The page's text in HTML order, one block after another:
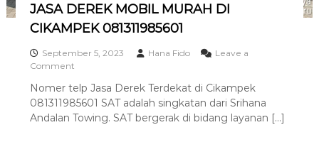
A
K
R
T
0
8
JASA DEREK MOBIL MURAH DI
CIKAMPEK 081311985601
September 5, 2023 Hana Fido
Leave a
Commento
J
A
S
Nomer telp Jasa Derek Terdekat di Cikampek
081311985601 SAT adalah singkatan dari Srihana
Andalan Towing. SAT bergerak di bidang layanan […]